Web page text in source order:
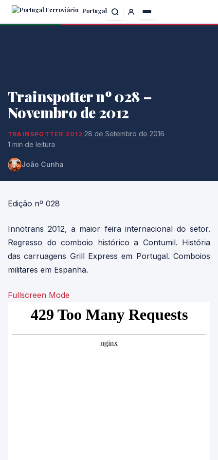
Skip
Portugal
Trainspotter nº 028 –
Novembro de 2012
TRAINSPOTTER 2012 ·28 de Setembro de 2016·
1 min de leitura
João Cunha
Edição nº 028
Innotrans 2012, a maior feira internacional do setor.
Regresso do comboio histórico a Contumil. História
das carruagens Grill Express em Portugal. Comboios
militares em Espanha.
Fullscreen Mode